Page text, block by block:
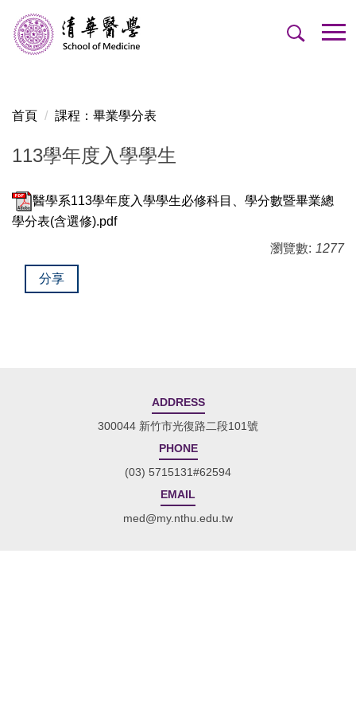
到
主
容
首頁 課程：畢業學分表
113學年度入學學生
醫學系113學年度入學學生必修科目、學分數暨畢業總
學分表(含選修).pdf
瀏覽數: 1277
分享
ADDRESS
300044 新竹市光復路二段101號
PHONE
(03) 5715131#62594
EMAIL
med@my.nthu.edu.tw